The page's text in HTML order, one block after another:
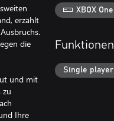
erzählt
die
und mit
zu
Ihre
XBOX One
Funktionen
Single player